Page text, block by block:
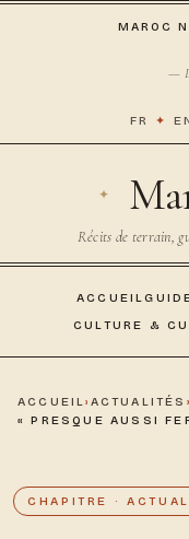
MAROC
—
FR ✦
Récits de terrain,
ACCUEIL
CULTURE &
ACCUEIL› ACTUALITÉS ›
« PRESQUE AUSSI
CHAPITRE ·